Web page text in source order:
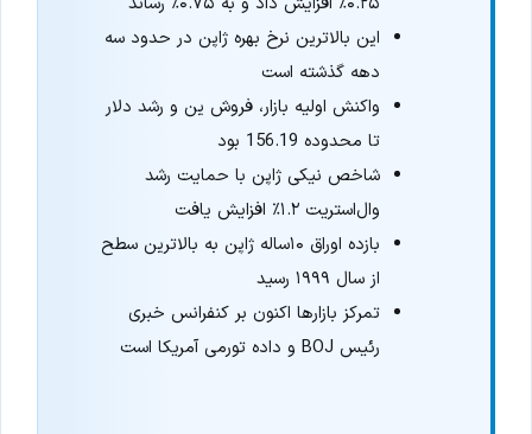
این بالاترین نرخ بهره ژاپن در حدود سه
دهه گذشته است
واکنش اولیه بازار، فروش ین و رشد دلار
تا محدوده 156.19 بود
شاخص نیکی ژاپن با حمایت رشد
وال‌استریت ۱.۲٪ افزایش یافت
بازده اوراق ۱۰ساله ژاپن به بالاترین سطح
از سال ۱۹۹۹ رسید
تمرکز بازارها اکنون بر کنفرانس خبری
رئیس BOJ و داده تورمی آمریکا است